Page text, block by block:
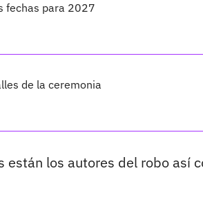
fechas para 2027
de la ceremonia
los autores del robo así